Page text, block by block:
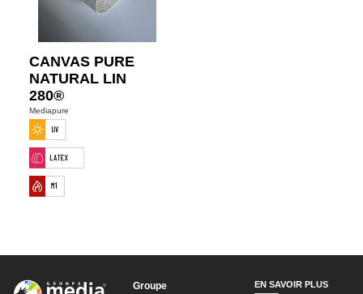
CANVAS PURE
NATURAL LIN
280®
Mediapure
Groupe
EN SAVOIR PLUS